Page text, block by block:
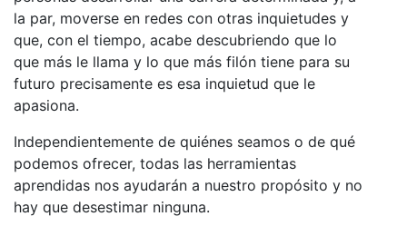
la par, moverse en redes con otras inquietudes y
que, con el tiempo, acabe descubriendo que lo
que más le llama y lo que más filón tiene para su
futuro precisamente es esa inquietud que le
apasiona.
Independientemente de quiénes seamos o de qué
podemos ofrecer, todas las herramientas
aprendidas nos ayudarán a nuestro propósito y no
hay que desestimar ninguna.